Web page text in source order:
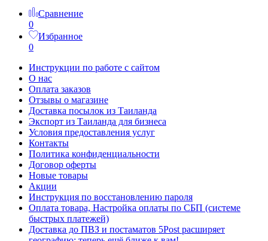
Сравнение
0
Избранное
0
Инструкции по работе с сайтом
О нас
Оплата заказов
Отзывы о магазине
Доставка посылок из Таиланда
Экспорт из Таиланда для бизнеса
Условия предоставления услуг
Контакты
Политика конфиденциальности
Договор оферты
Новые товары
Акции
Инструкция по восстановлению пароля
Оплата товара, Настройка оплаты по СБП (системе
быстрых платежей)
Доставка до ПВЗ и постаматов 5Post расширяет